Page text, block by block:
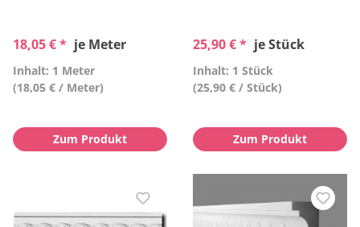
18,05 € * je Meter
Inhalt: 1 Meter
(18,05 € / Meter)
Zum Produkt
25,90 € * je Stück
Inhalt: 1 Stück
(25,90 € / Stück)
Zum Produkt